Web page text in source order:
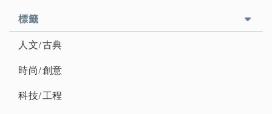
標籤
人文/古典
時尚/創意
科技/工程